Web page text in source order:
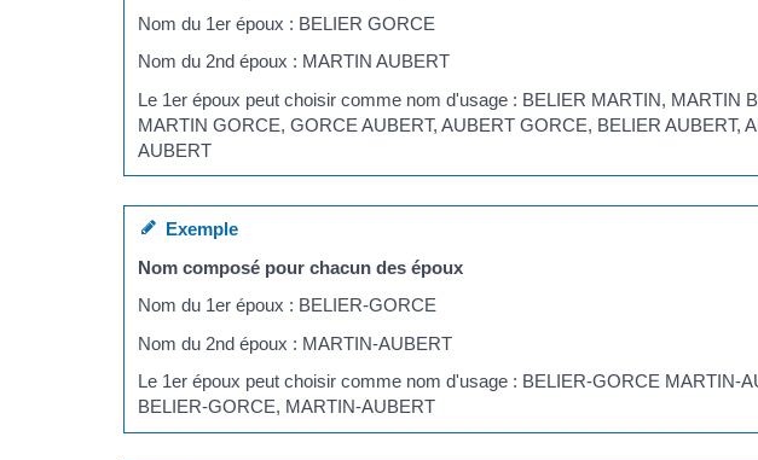
Nom du 1er époux : BELIER GORCE
Nom du 2nd époux : MARTIN AUBERT
Le 1er époux peut choisir comme nom d'usage : BELIER MARTIN, MARTIN
MARTIN GORCE, GORCE AUBERT, AUBERT GORCE, BELIER AUBERT,
AUBERT
Exemple
Nom composé pour chacun des époux
Nom du 1er époux : BELIER-GORCE
Nom du 2nd époux : MARTIN-AUBERT
Le 1er époux peut choisir comme nom d'usage : BELIER-GORCE MARTIN-
BELIER-GORCE, MARTIN-AUBERT